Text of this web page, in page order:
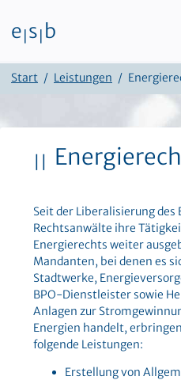
e s b
Start Leistungen
Seit der Liberalisierung
Rechtsanwälte ihre
Energierechts weiter
Mandanten, bei denen es
Stadtwerke,
BPO-Dienstleister sowie
Anlagen zur
Energien handelt,
folgende Leistungen:
Erstellung von